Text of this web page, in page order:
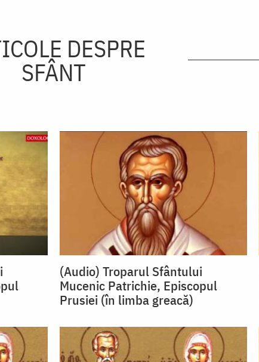
DESPRE
SFÂNT
(Audio) Troparul Sfântului
Mucenic Patrichie, Episcopul
Prusiei (în limba greacă)